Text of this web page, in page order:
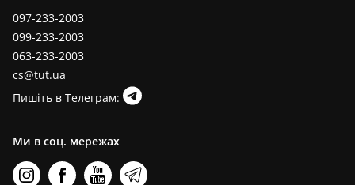
097-233-2003
099-233-2003
063-233-2003
cs@tut.ua
Пишіть в Телеграм:
Ми в соц. мережах